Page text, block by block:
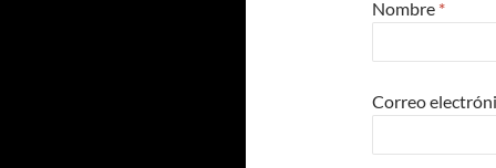
Nombre *
Correo